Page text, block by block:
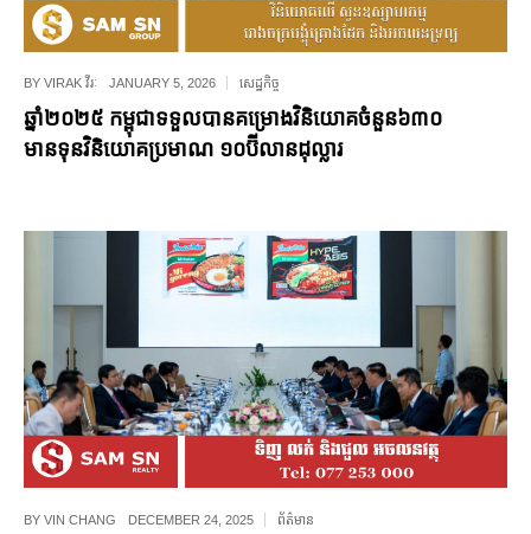
BY VIRAK វីរៈ JANUARY 5, 2026 សេដ្ឋកិច្ច
ឆ្នាំ២០២៥ កម្ពុជាទទួលបានគម្រោងវិនិយោគចំនួន៦៣០
មានទុនវិនិយោគប្រមាណ ១០ប៊ីលានដុល្លារ
BY VIN CHANG DECEMBER 24, 2025 ព័ត៌មាន